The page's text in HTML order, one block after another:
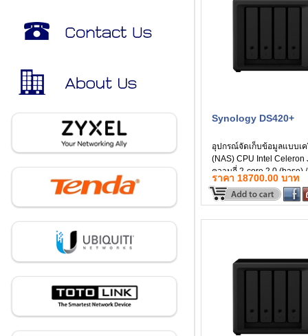
Synology DS420+
อุปกรณ์จัดเก็บข้อมูลแบบเ
(NAS) CPU Intel Celeron
ความถี่ 2-core 2.0 (base)
(burst) GHz หน่วยความจ
GB DDR4 non-ECC ควา
ความจำสูงสุด 6 GB (2 GB
สินค้าประกัน 3 ปี
ราคา 18700.00 บาท